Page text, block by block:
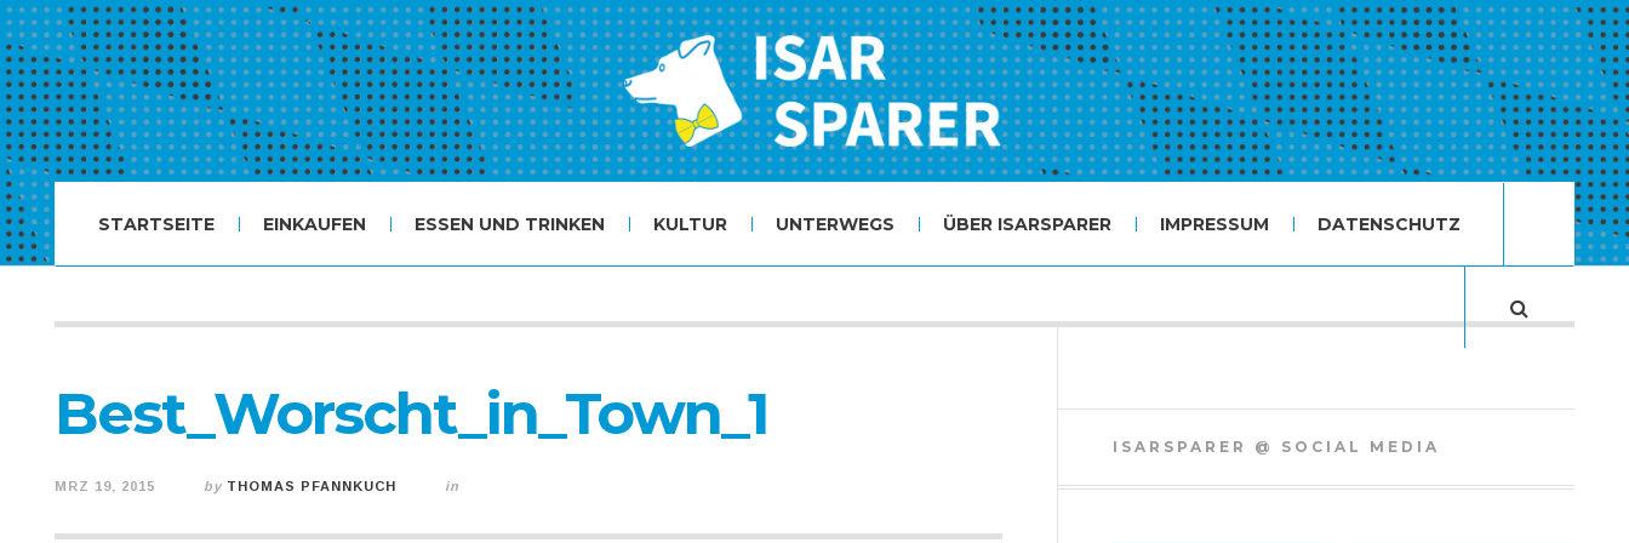
STARTSEITE EINKAUFEN ESSEN UND TRINKEN KULTUR UNTERWEGS ÜBER ISARSPARER IMPRESSUM DATENSCHUTZ
Best_Worscht_in_Town_1
MRZ 19, 2015 by THOMAS PFANNKUCH in
ISARSPARER @ SOCIAL MEDIA